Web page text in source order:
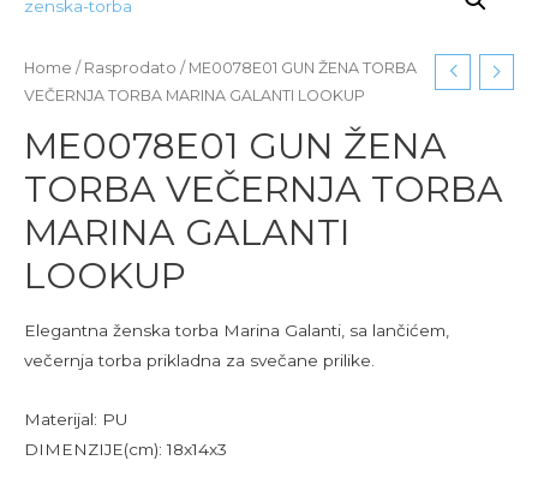
Home / Rasprodato / ME0078E01 GUN ŽENA TORBA
VEČERNJA TORBA MARINA GALANTI LOOKUP
ME0078E01 GUN ŽENA
TORBA VEČERNJA TORBA
MARINA GALANTI
LOOKUP
Elegantna ženska torba Marina Galanti, sa lančićem,
večernja torba prikladna za svečane prilike.
Materijal: PU
DIMENZIJE(cm): 18x14x3